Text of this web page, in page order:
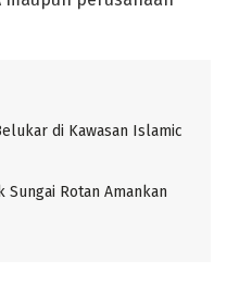
di Kawasan Islamic
Sungai Rotan Amankan